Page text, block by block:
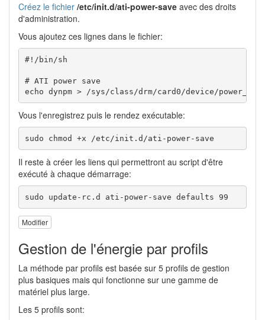
Créez le fichier /etc/init.d/ati-power-save avec des droits
d'administration.
Vous ajoutez ces lignes dans le fichier:
#!/bin/sh
# ATI power save
echo dynpm > /sys/class/drm/card0/device/
Vous l'enregistrez puis le rendez exécutable:
sudo chmod +x /etc/init.d/ati-power-save
Il reste à créer les liens qui permettront au script d'être
exécuté à chaque démarrage:
sudo update-rc.d ati-power-save defaults 99
Modifier
Gestion de l'énergie par profils
La méthode par profils est basée sur 5 profils de gestion
plus basiques mais qui fonctionne sur une gamme de
matériel plus large.
Les 5 profils sont: